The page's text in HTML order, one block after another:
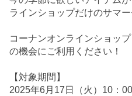
ラインショップだけのサマ
コーナンオンラインショッ
の機会にご利用ください！
【対象期間】
2025年6月17日（火）10：